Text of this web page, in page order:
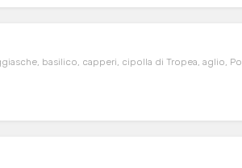
basilico, capperi, cipolla di Tropea, aglio,